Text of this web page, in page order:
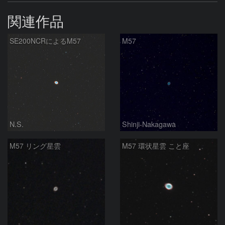
関連作品
SE200NCRによるM57
N.S.
M57
Shinji-Nakagawa
M57 リング星雲 M57 環状星雲 こと座